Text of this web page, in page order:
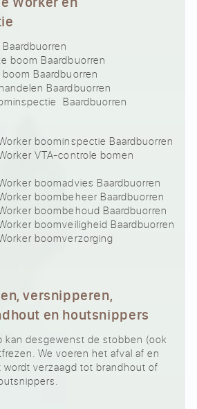
boom Baardbuorren
Baardbuorren
Baardbuorren
Baardbuorren
boominspectie Baardbuorren
VTA-controle bomen
boomadvies Baardbuorren
boombeheer Baardbuorren
boombehoud Baardbuorren
boomveiligheid Baardbuorren
boomverzorging
versnipperen,
en houtsnippers
kan desgewenst de stobben (ook
We voeren het afval af en
wordt verzaagd tot brandhout of